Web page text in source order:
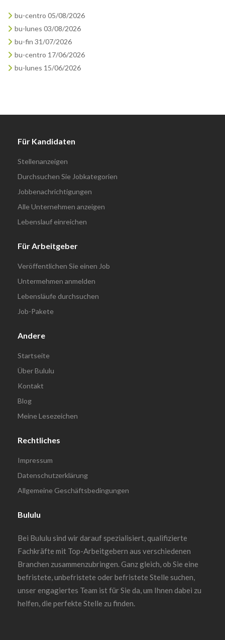
bu-centro 05/08/2026
bu-lunes 03/08/2026
bu-fin 31/07/2026
bu-centro 17/06/2026
bu-lunes 15/06/2026
Für Kandidaten
Stellenanzeigen
Durchsuchen Sie Jobkategorien
Jobbenachrichtigungen
Alle Unternehmen anzeigen
Lebenslauf einreichen
Für Arbeitgeber
Veröffentlichen Sie einen Job
Untermehmen anmelden
Lebensläufe durchsuchen
Job-Pakete
Andere
Startseite
Über Bululu
Kontakt
Blog
Meine Lesezeichen
Rechtliches
Impressum
Datenschutzerklärung
Allgemeine Geschäftsbedingungen
Bululu
Bei Bululu sind wir darauf spezialisiert, qualifizierte
Fachkräfte mit Top-Arbeitgebern aus verschiedenen
Branchen zusammenzubringen. Ganz gleich, ob Sie eine
befristete, unbefristete oder befristete Stelle suchen,
unser engagiertes Team ist für Sie da, um Ihnen dabei zu
helfen, die perfekte Stelle zu finden.